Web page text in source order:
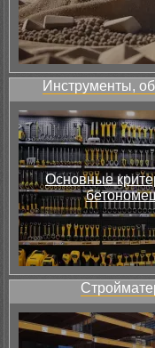
Инструменты,
Основные